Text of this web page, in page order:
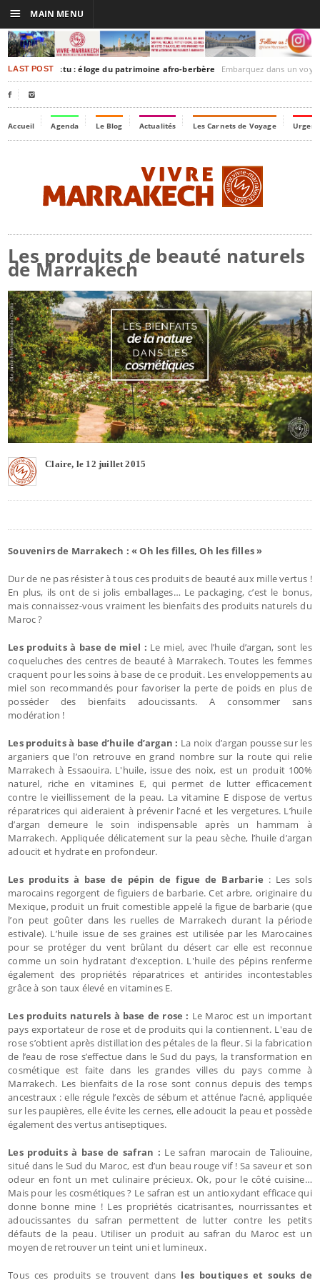
LAST POST
Timbuktu : éloge du patrimoine afro-berbère Embarquez dans un voyage culturel dans le
 
Accueil Agenda Le Blog Actualités Les Carnets de Voyage
Les produits de beauté naturels
de Marrakech
Claire, le 12 juillet 2015
Souvenirs de Marrakech : « Oh les filles, Oh les filles »
Dur de ne pas résister à tous ces produits de beauté aux mille vertus !
En plus, ils ont de si jolis emballages… Le packaging, c’est le bonus,
mais connaissez-vous vraiment les bienfaits des produits naturels du
Maroc ?
Les produits à base de miel : Le miel, avec l’huile d’argan, sont les
coqueluches des centres de beauté à Marrakech. Toutes les femmes
craquent pour les soins à base de ce produit. Les enveloppements au
miel son recommandés pour favoriser la perte de poids en plus de
posséder des bienfaits adoucissants. A consommer sans
modération !
Les produits à base d’huile d’argan : La noix d’argan pousse sur les
arganiers que l’on retrouve en grand nombre sur la route qui relie
Marrakech à Essaouira. L'huile, issue des noix, est un produit 100%
naturel, riche en vitamines E, qui permet de lutter efficacement
contre le vieillissement de la peau. La vitamine E dispose de vertus
réparatrices qui aideraient à prévenir l’acné et les vergetures. L’huile
d’argan demeure le soin indispensable après un hammam à
Marrakech. Appliquée délicatement sur la peau sèche, l’huile d’argan
adoucit et hydrate en profondeur.
Les produits à base de pépin de figue de Barbarie : Les sols
marocains regorgent de figuiers de barbarie. Cet arbre, originaire du
Mexique, produit un fruit comestible appelé la figue de barbarie (que
l’on peut goûter dans les ruelles de Marrakech durant la période
estivale). L’huile issue de ses graines est utilisée par les Marocaines
pour se protéger du vent brûlant du désert car elle est reconnue
comme un soin hydratant d’exception. L'huile des pépins renferme
également des propriétés réparatrices et antirides incontestables
grâce à son taux élevé en vitamines E.
Les produits naturels à base de rose : Le Maroc est un important
pays exportateur de rose et de produits qui la contiennent. L'eau de
rose s’obtient après distillation des pétales de la fleur. Si la fabrication
de l’eau de rose s’effectue dans le Sud du pays, la transformation en
cosmétique est faite dans les grandes villes du pays comme à
Marrakech. Les bienfaits de la rose sont connus depuis des temps
ancestraux : elle régule l’excès de sébum et atténue l’acné, appliquée
sur les paupières, elle évite les cernes, elle adoucit la peau et possède
également des vertus antiseptiques.
Les produits à base de safran : Le safran marocain de Taliouine,
situé dans le Sud du Maroc, est d’un beau rouge vif ! Sa saveur et son
odeur en font un met culinaire précieux. Ok, pour le côté cuisine…
Mais pour les cosmétiques ? Le safran est un antioxydant efficace qui
donne bonne mine ! Les propriétés cicatrisantes, nourrissantes et
adoucissantes du safran permettent de lutter contre les petits
défauts de la peau. Utiliser un produit au safran du Maroc est un
moyen de retrouver un teint uni et lumineux.
Tous ces produits se trouvent dans les boutiques et souks de
☰ MAIN MENU